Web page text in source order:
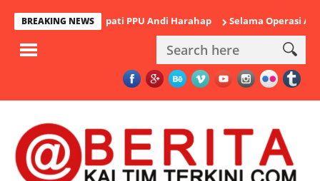
BREAKING NEWS
Mantan Bupati PPU Andi Harahap Selama Operasi Antik